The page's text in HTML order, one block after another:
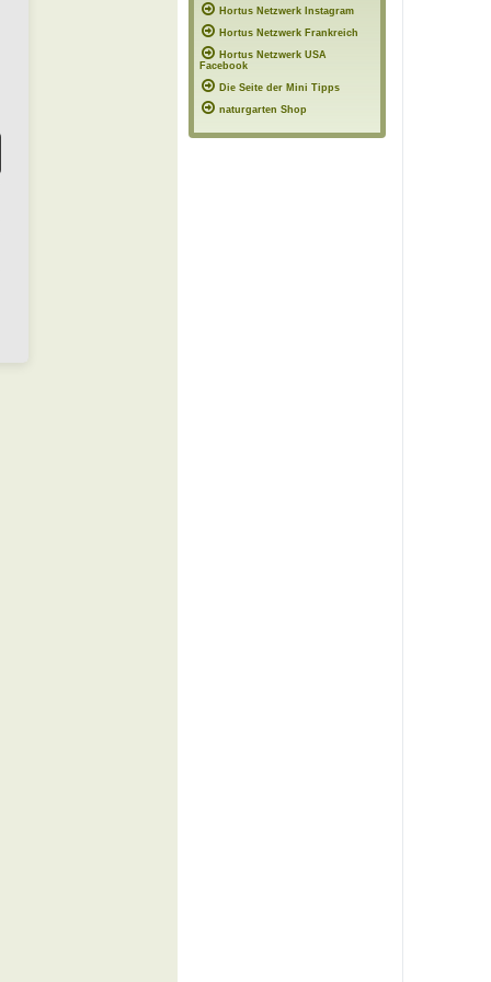
Hortus Netzwerk Instagram
Hortus Netzwerk Frankreich
Hortus Netzwerk USA
Facebook
Die Seite der Mini Tipps
naturgarten Shop